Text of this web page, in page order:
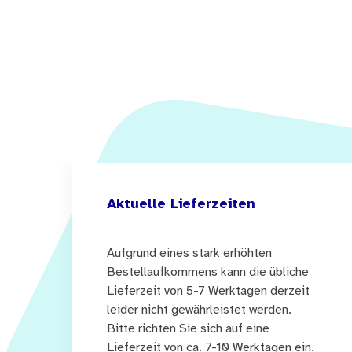
Aktuelle Lieferzeiten
Aufgrund eines stark erhöhten
Bestellaufkommens kann die übliche
Lieferzeit von 5-7 Werktagen derzeit
leider nicht gewährleistet werden.
Bitte richten Sie sich auf eine
Lieferzeit von ca. 7-10 Werktagen ein.